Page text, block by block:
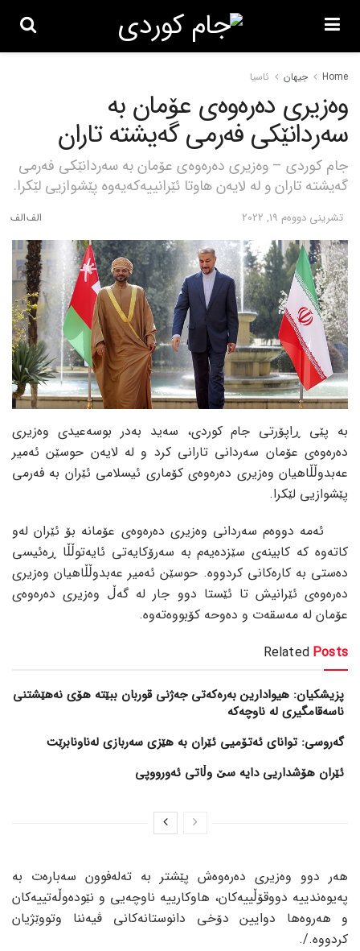
Home جیهان ئاسیا
وەزیری دەرەوەی عۆمان بە
سەردانێکی فەرمی گەیشتە تاران
جام کوردی – وەزیری دەرەوەی عۆمان بە سەردانێکی فەرمی
گەیشتە تاران و لە لایەن هاوتا ئێرانییەکەیەوە پێشوازیی لێکرا.
تشرینی دووه‌م 19, 2022
بە پێی ڕاپۆرتی جام کوردی، سەید بەدر بوسەعیدی وەزیری
دەرەوەی عۆمان سەردانی تارانی کرد و لە لایەن حوسێن ئەمیر
عەبدوڵڵاهیان وەزیری دەرەوەی کۆماری ئیسلامی ئێران بە فەرمی
پێشوازیی لێکرا.
ئەمە دووەم سەردانی وەزیری دەرەوەی عۆمانە بۆ ئێران لەو
کاتەوە کە کابینەی سێزدەیەم بە سەرۆکایەتی ئایەتوڵڵا ڕەئیسی
دەستی بە کارەکانی کردووە. حوسێن ئەمیر عەبدوڵڵاهیان وەزیری
دەرەوەی ئێرانیش تا ئێستا دوو جار لە گەڵ وەزیری دەرەوەی
عۆمان لە مەسقەت و دەوحە کۆبووەتەوە.
Related Posts
پزیشکیان: هیوادارین بەرەکەتی جەژنی قوربان ببێتە هۆی نەهێشتنی
ناسەقامگیری لە ناوچەکە
گەروسی: توانای ئەتۆمیی ئێران بە هێزی سەربازی لەناونابرێت
ئێران هۆشداریی دایە سێ وڵاتی ئەورووپی
هەر دوو وەزیری دەرەوەش پێشتر بە تەلەفوون سەبارەت بە
پەیوەندییە دووقۆڵییەکان، هاوکارییە ناوچەیی و نێودەوڵەتییەکان
و هەروەها دوایین دۆخی دانوستانەکانی ڤیەننا وتووێژیان
کردووە./.